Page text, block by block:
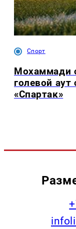
Спорт
Мохаммади
голевой аут
«Спартак»